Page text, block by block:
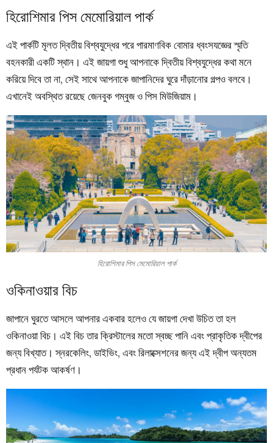
হিরোশিমার পিস মেমোরিয়াল পার্ক
এই পার্কটি মূলত দ্বিতীয় বিশ্বযুদ্ধের পরে পারমাণবিক বোমার ধ্বংসযজ্ঞের স্মৃতি
বহনকারী একটি স্থান। এই জায়গা শুধু আপনাকে দ্বিতীয় বিশ্বযুদ্ধের কথা মনে
করিয়ে দিবে তা না, সেই সাথে আপনাকে জাপানিদের ঘুরে দাঁড়ানোর গল্পও বলবে।
এখানেই অবস্থিত রয়েছে জেনবুক গম্বুজ ও পিস মিউজিয়াম।
হিরোশিমার পিস মেমোরিয়াল পার্ক
ওকিনাওয়ার বিচ
জাপানে ঘুরতে আসলে আপনার একবার হলেও যে জায়গা দেখা উচিত তা হল
ওকিনাওয়া বিচ। এই বিচ তার ক্রিস্টালের মতো স্বচ্ছ পানি এবং প্রাকৃতিক দ্বীপের
জন্য বিখ্যাত। স্নরকেলিং, ডাইভিং, এবং রিলাক্সেশনের জন্য এই দ্বীপ অন্যতম
প্রধান পর্যটক আকর্ষণ।